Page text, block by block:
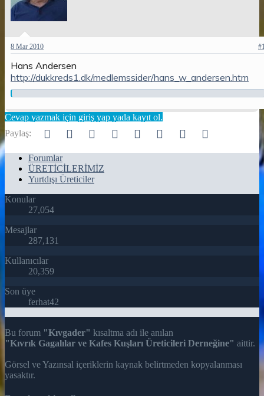
8 Mar 2010
Hans Andersen
http://dukkreds1.dk/medlemssider/hans_w_andersen.htm
Cevap yazmak için giriş yap yada kayıt ol.
Paylaş:
FacebookTwitter Reddit PinterestTumblr WhatsApp
E-posta
Forumlar
ÜRETİCİLERİMİZ
Yurtdışı Üreticiler
Konular
27,054
Mesajlar
287,131
Kullanıcılar
20,359
Son üye
ferhat42
Bu forum "Kıvgader" kısaltma adı ile anılan
"Kıvrık Gagalılar ve Kafes Kuşları Üreticileri Derneğine" aittir.
Görsel ve Yazınsal içeriklerin kaynak belirtmeden kopyalanması
yasaktır.